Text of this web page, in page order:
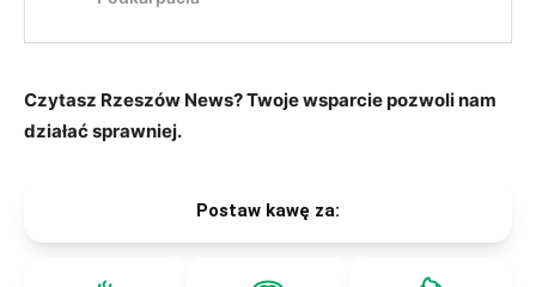
Czytasz Rzeszów News? Twoje wsparcie pozwoli nam
działać sprawniej.
Postaw kawę za: